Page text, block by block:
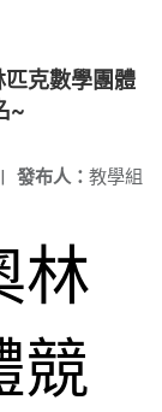
克數學團體
~
發布人： 教學組
|
林
競